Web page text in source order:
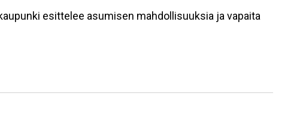
esittelee asumisen mahdollisuuksia ja vapaita